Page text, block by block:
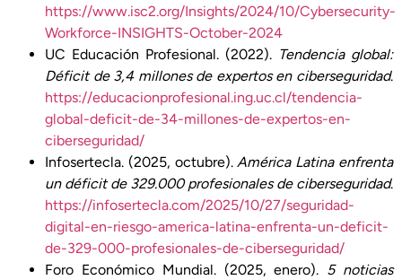
https://www.isc2.org/Insights/2024/10/Cybersecurity-
Workforce-INSIGHTS-October-2024
UC Educación Profesional. (2022). Tendencia global:
Déficit de 3,4 millones de expertos en ciberseguridad.
https://educacionprofesional.ing.uc.cl/tendencia-
global-deficit-de-34-millones-de-expertos-en-
ciberseguridad/
Infosertecla. (2025, octubre).América Latina enfrenta
un déficit de 329.000 profesionales de ciberseguridad.
https://infosertecla.com/2025/10/27/seguridad-
digital-en-riesgo-america-latina-enfrenta-un-deficit-
de-329-000-profesionales-de-ciberseguridad/
Foro Económico Mundial. (2025, enero). 5 noticias